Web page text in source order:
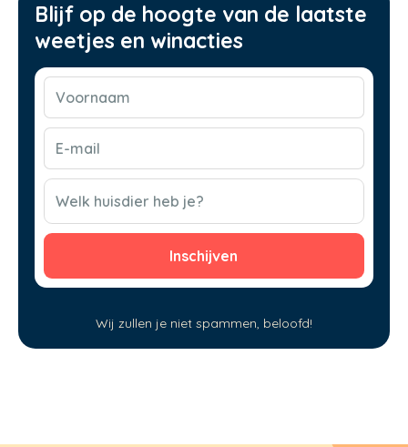
Blijf op de hoogte van de laatste
weetjes en winacties
mail
(Vereist)
CAPTCHA
Welk huisdier heb je?
Wij zullen je niet spammen, beloofd!